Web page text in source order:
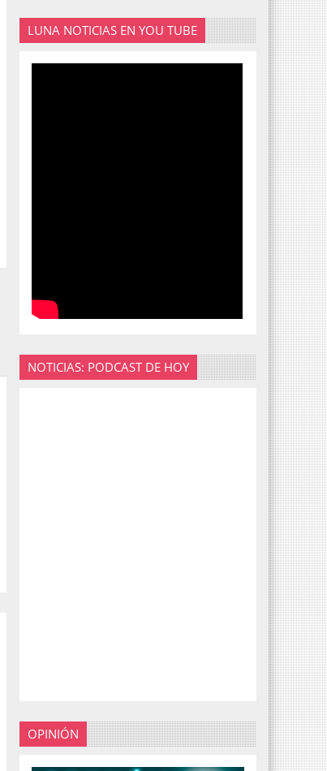
LUNA NOTICIAS EN YOU TUBE
NOTICIAS: PODCAST DE HOY
OPINIÓN